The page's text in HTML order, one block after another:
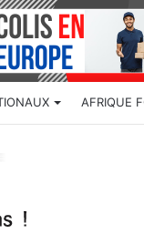
AFRIQUE